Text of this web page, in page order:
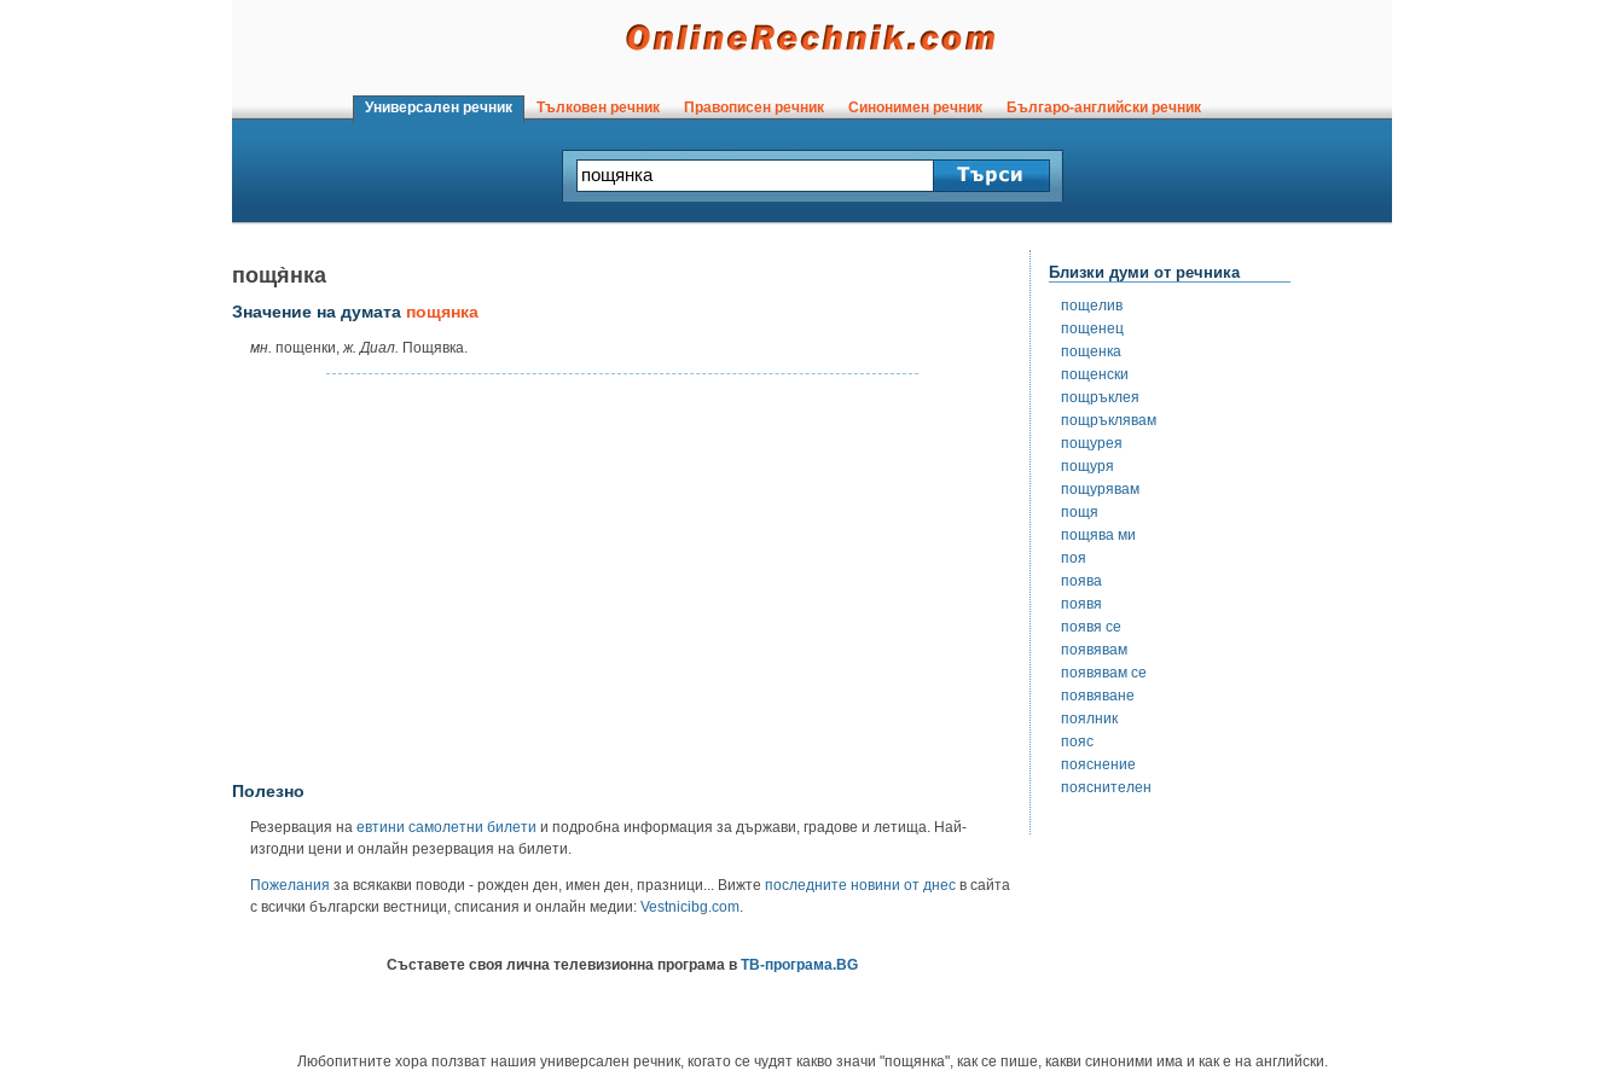
Универсален речник Тълковен речник Правописен речник Синонимен речник Българо-английски речник
пощя̀нка
Значение на думата пощянка
мн. пощенки,ж. Диал. Пощявка.
Полезно
Резервация на евтини самолетни билети и подробна информация за държави, градове и летища. Най-
изгодни цени и онлайн резервация на билети.
Пожелания за всякакви поводи - рожден ден, имен ден, празници... Вижте последните новини от днес в сайта
с всички български вестници, списания и онлайн медии: Vestnicibg.com
Съставете своя лична телевизионна програма в ТВ-програма.BG
Близки думи от речника
пощелив
пощенец
пощенка
пощенски
пощръклея
пощръклявам
пощурея
пощуря
пощурявам
пощя
пощява ми
поя
поява
появя
появя се
появявам
появявам се
появяване
поялник
пояс
пояснение
пояснителен
Любопитните хора ползват нашия универсален речник, когато се чудят какво значи "пощянка", как се пише, какви синоними има и как е на английски.